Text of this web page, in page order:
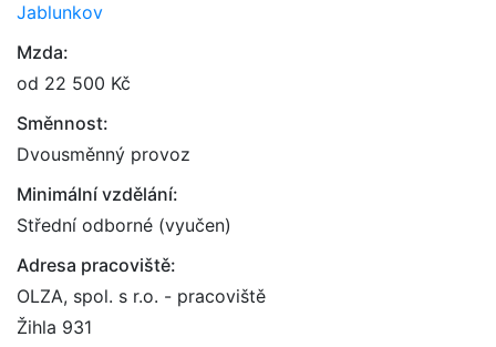
Jablunkov
Mzda:
od 22 500 Kč
Směnnost:
Dvousměnný provoz
Minimální vzdělání:
Střední odborné (vyučen)
Adresa pracoviště:
OLZA, spol. s r.o. - pracoviště
Žihla 931